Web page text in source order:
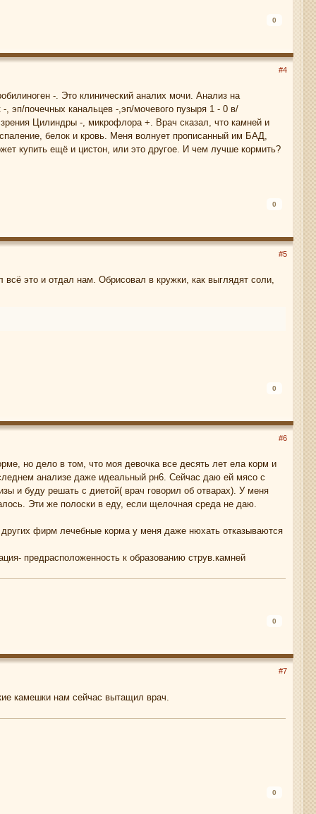
0
#4
-. Это клинический аналих мочи. Анализ на
, эп/почечных канальцев -,эп/мочевого пузыря 1 - 0 в/
Цилиндры -, микрофлора +. Врач сказал, что камней и
белок и кровь. Меня волнует прописанный им БАД,
купить ещё и цистон, или это другое. И чем лучше кормить?
0
#5
это и отдал нам. Обрисовал в кружки, как выглядят соли,
0
#6
но дело в том, что моя девочка все десять лет ела корм и
анализе даже идеальный рн6. Сейчас даю ей мясо с
и буду решать с диетой( врач говорил об отварах). У меня
Эти же полоски в еду, если щелочная среда не даю.
фирм лечебные корма у меня даже нюхать отказываются
предрасположенность к образованию струв.камней
0
#7
камешки нам сейчас вытащил врач.
0